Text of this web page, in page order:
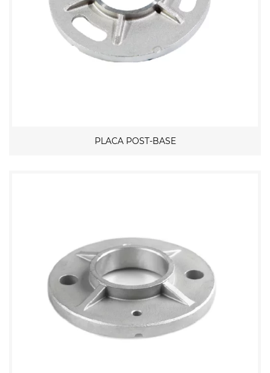
PLACA POST-BASE